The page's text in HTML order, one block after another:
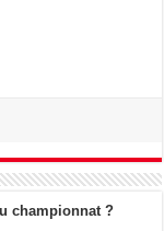
championnat ?